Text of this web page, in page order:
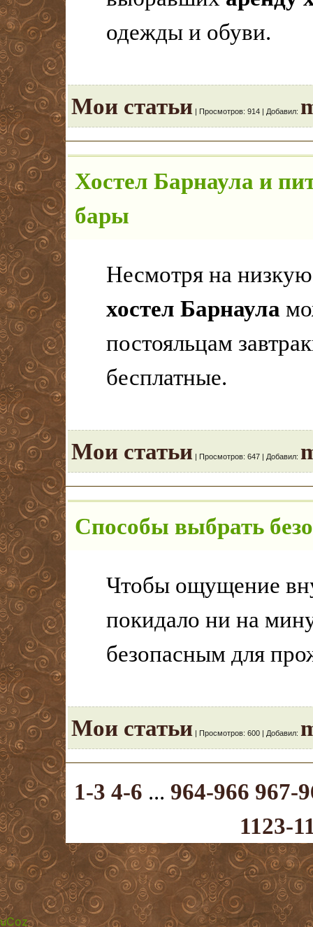
одежды и обуви.
Мои статьи |Просмотров: 914 | Добавил:
Хостел Барнаула и
бары
Несмотря на
хостел Барнаула
постояльцам
бесплатные.
Мои статьи |Просмотров: 647 | Добавил:
Способы выбрать
Чтобы ощущение
покидало ни на
безопасным для
Мои статьи |Просмотров: 600 | Добавил:
1-3 4-6 ... 964-966 967-
1123-
.
uCoz